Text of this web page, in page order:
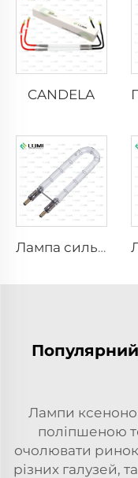
CANDELA
Лампа сильного імпульсу бактерицидна L1890U – 9×40×140U мм
Лампи
поліпшеною
очолювати
різних галузей,